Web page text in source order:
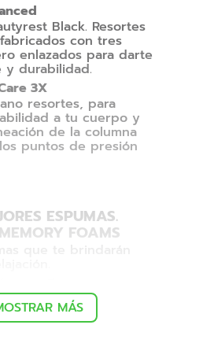
Black. Resortes
con tres
enlazados para darte
durabilidad.
3X
resortes, para
a tu cuerpo y
de la columna
puntos de presión
ESPUMAS.
FOAMS
de fibras de
térmica
ultra fresco y
MÁS